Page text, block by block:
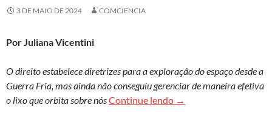
3 DE MAIO DE 2024 COMCIENCIA
Por Juliana Vicentini
O direito estabelece diretrizes para a exploração do espaço desde a
Guerra Fria, mas ainda não conseguiu gerenciar de maneira efetiva
o lixo que orbita sobre nósContinue lendo O espaço é de todos e
→